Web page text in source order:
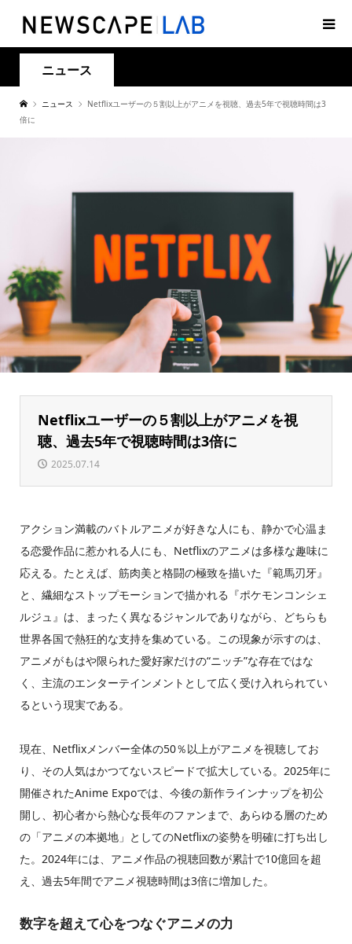
ニュース
ニュース
Netflixユーザーの５割以上がアニメを視聴、過去5年で視聴時間は3
倍に
Netflixユーザーの５割以上がアニメを視
聴、過去5年で視聴時間は3倍に
2025.07.14
アクション満載のバトルアニメが好きな人にも、静かで心温ま
る恋愛作品に惹かれる人にも、Netflixのアニメは多様な趣味に
応える。たとえば、筋肉美と格闘の極致を描いた『範馬刃牙』
と、繊細なストップモーションで描かれる『ポケモンコンシェ
ルジュ』は、まったく異なるジャンルでありながら、どちらも
世界各国で熱狂的な支持を集めている。この現象が示すのは、
アニメがもはや限られた愛好家だけの“ニッチ”な存在ではな
く、主流のエンターテインメントとして広く受け入れられてい
るという現実である。
現在、Netflixメンバー全体の50％以上がアニメを視聴してお
り、その人気はかつてないスピードで拡大している。2025年に
開催されたAnime Expoでは、今後の新作ラインナップを初公
開し、初心者から熱心な長年のファンまで、あらゆる層のため
の「アニメの本拠地」としてのNetflixの姿勢を明確に打ち出し
た。2024年には、アニメ作品の視聴回数が累計で10億回を超
え、過去5年間でアニメ視聴時間は3倍に増加した。
数字を超えて心をつなぐアニメの力